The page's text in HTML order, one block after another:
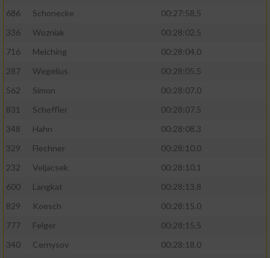
686
Schonecke
00:27:58.5
336
Wozniak
00:28:02.5
716
Melching
00:28:04.0
287
Wegelius
00:28:05.5
562
Simon
00:28:07.0
831
Scheffler
00:28:07.5
348
Hahn
00:28:08.3
329
Flechner
00:28:10.0
232
Veljacsek
00:28:10.1
600
Langkat
00:28:13.8
829
Koesch
00:28:15.0
777
Felger
00:28:15.5
340
Cernysov
00:28:18.0